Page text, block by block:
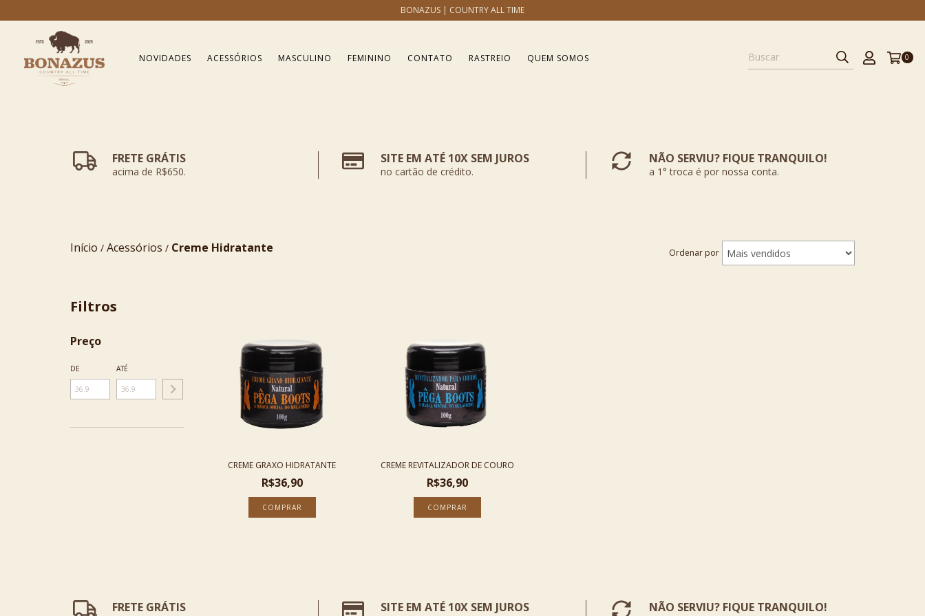
BONAZUS | COUNTRY ALL TIME
NOVIDADES ACESSÓRIOS MASCULINO FEMININO CONTATO RASTREIO QUEM SOMOS 0
FRETE GRÁTIS
acima de R$650.
SITE EM ATÉ 10X SEM JUROS
no cartão de crédito.
NÃO SERVIU? FIQUE TRANQUILO!
a 1° troca é por nossa conta.
Início / Acessórios / Creme Hidratante Ordenar por
Filtros
Preço
DE ATÉ
CREME GRAXO HIDRATANTE
R$36,90
CREME REVITALIZADOR DE COURO
R$36,90
FRETE GRÁTIS SITE EM ATÉ 10X SEM JUROS NÃO SERVIU? FIQUE TRANQUILO!